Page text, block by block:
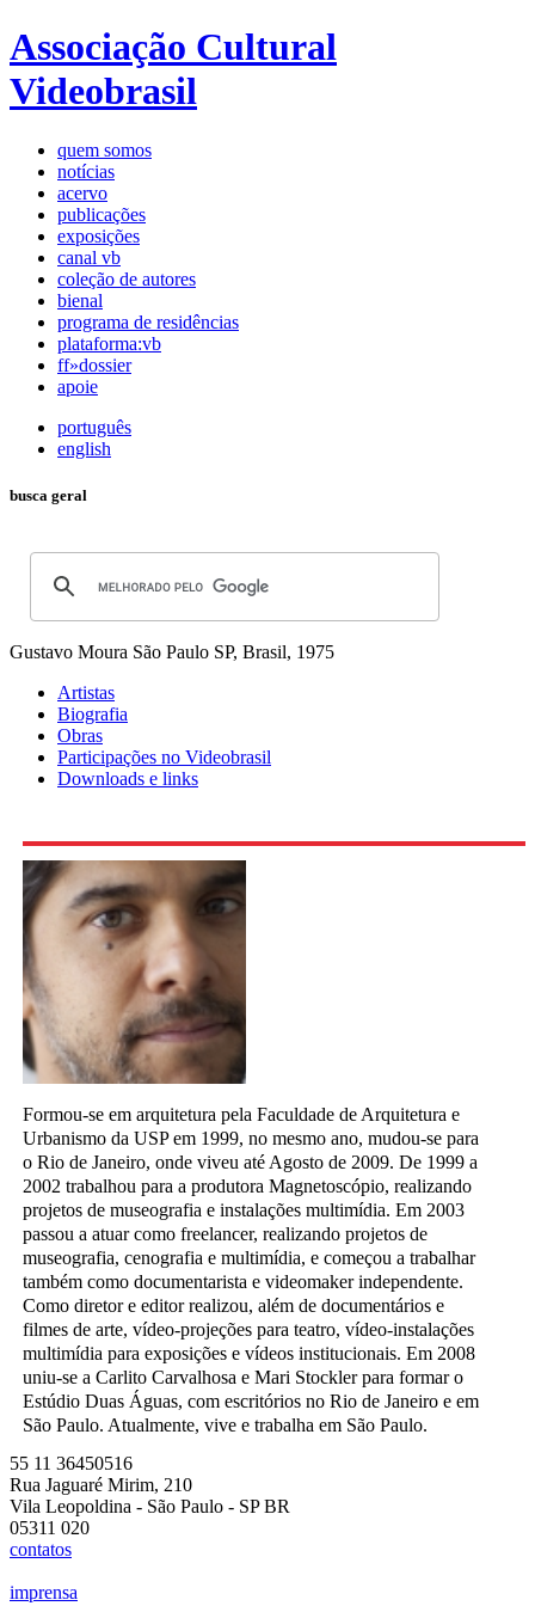
Associação Cultural
Videobrasil
quem somos
notícias
acervo
publicações
exposições
canal vb
coleção de autores
bienal
programa de residências
plataforma:vb
ff»dossier
apoie
português
english
busca geral
Gustavo Moura São Paulo SP, Brasil, 1975
Artistas
Biografia
Obras
Participações no Videobrasil
Downloads e links
Formou-se em arquitetura pela Faculdade de Arquitetura e
Urbanismo da USP em 1999, no mesmo ano, mudou-se para
o Rio de Janeiro, onde viveu até Agosto de 2009. De 1999 a
2002 trabalhou para a produtora Magnetoscópio, realizando
projetos de museografia e instalações multimídia. Em 2003
passou a atuar como freelancer, realizando projetos de
museografia, cenografia e multimídia, e começou a trabalhar
também como documentarista e videomaker independente.
Como diretor e editor realizou, além de documentários e
filmes de arte, vídeo-projeções para teatro, vídeo-instalações
multimídia para exposições e vídeos institucionais. Em 2008
uniu-se a Carlito Carvalhosa e Mari Stockler para formar o
Estúdio Duas Águas, com escritórios no Rio de Janeiro e em
São Paulo. Atualmente, vive e trabalha em São Paulo.
55 11 36450516
Rua Jaguaré Mirim, 210
Vila Leopoldina - São Paulo - SP BR
05311 020
contatos
imprensa